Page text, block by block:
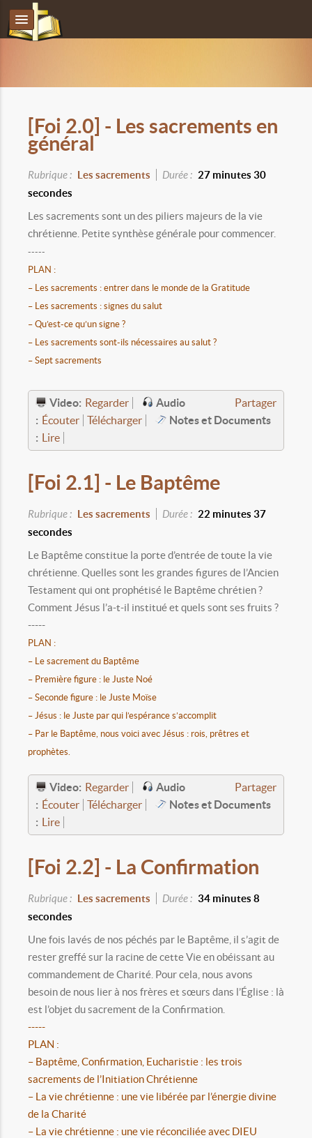
[Foi 2.0] - Les sacrements en
général
Rubrique : Les sacrements Durée : 27 minutes 30
secondes
Les sacrements sont un des piliers majeurs de la vie
chrétienne. Petite synthèse générale pour commencer.
-----
PLAN :
– Les sacrements : entrer dans le monde de la Gratitude
– Les sacrements : signes du salut
– Qu’est-ce qu’un signe ?
– Les sacrements sont-ils nécessaires au salut ?
– Sept sacrements
Partager
Video: Regarder
Audio
: Écouter Télécharger
Notes et Documents
:
Lire
[Foi 2.1] - Le Baptême
Rubrique : Les sacrements Durée : 22 minutes 37
secondes
Le Baptême constitue la porte d’entrée de toute la vie
chrétienne. Quelles sont les grandes figures de l’Ancien
Testament qui ont prophétisé le Baptême chrétien ?
Comment Jésus l’a-t-il institué et quels sont ses fruits ?
-----
PLAN :
– Le sacrement du Baptême
– Première figure : le Juste Noé
– Seconde figure : le Juste Moïse
– Jésus : le Juste par qui l’espérance s’accomplit
– Par le Baptême, nous voici avec Jésus : rois, prêtres et
prophètes.
Partager
Video: Regarder
Audio
: Écouter Télécharger
Notes et Documents
:
Lire
[Foi 2.2] - La Confirmation
Rubrique : Les sacrements Durée : 34 minutes 8
secondes
Une fois lavés de nos péchés par le Baptême, il s’agit de
rester greffé sur la racine de cette Vie en obéissant au
commandement de Charité. Pour cela, nous avons
besoin de nous lier à nos frères et sœurs dans l’Église : là
est l’objet du sacrement de la Confirmation.
-----
PLAN :
– Baptême, Confirmation, Eucharistie : les trois
sacrements de l’Initiation Chrétienne
– La vie chrétienne : une vie libérée par l’énergie divine
de la Charité
– La vie chrétienne : une vie réconciliée avec DIEU